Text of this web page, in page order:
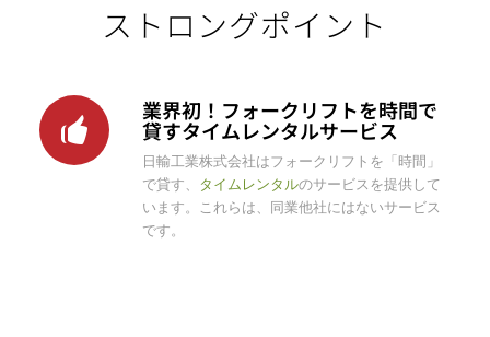
ストロングポイント
業界初！フォークリフトを時間で
貸すタイムレンタルサービス
日輸工業株式会社はフォークリフトを「時間」
で貸す、 タイムレンタルのサービスを提供して
います。これらは、同業他社にはないサービス
です。